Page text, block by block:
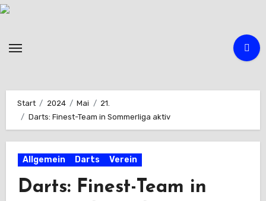
Zum
Start 2024 Mai
21.
Darts: Finest-Team in Sommerliga aktiv
Allgemein Darts Verein
Darts: Finest-Team in